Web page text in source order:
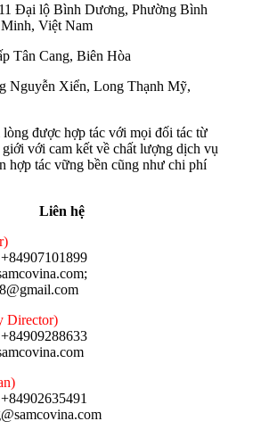
Đại lộ Bình Dương, Phường Bình
Việt Nam
Tân Cang, Biên Hòa
Nguyễn Xiển, Long Thạnh Mỹ,
được hợp tác với mọi đối tác từ
với cam kết về chất lượng dịch vụ
hợp tác vững bền cũng như chi phí
Liên hệ
Director)